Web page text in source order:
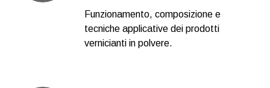
Funzionamento, composizione e
tecniche applicative dei prodotti
vernicianti in polvere.